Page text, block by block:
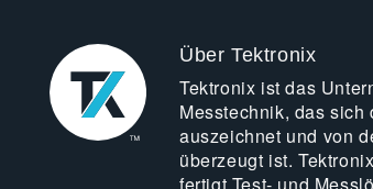
Über Tektronix
Tektronix ist das
Messtechnik, das sich
auszeichnet und von
überzeugt ist.